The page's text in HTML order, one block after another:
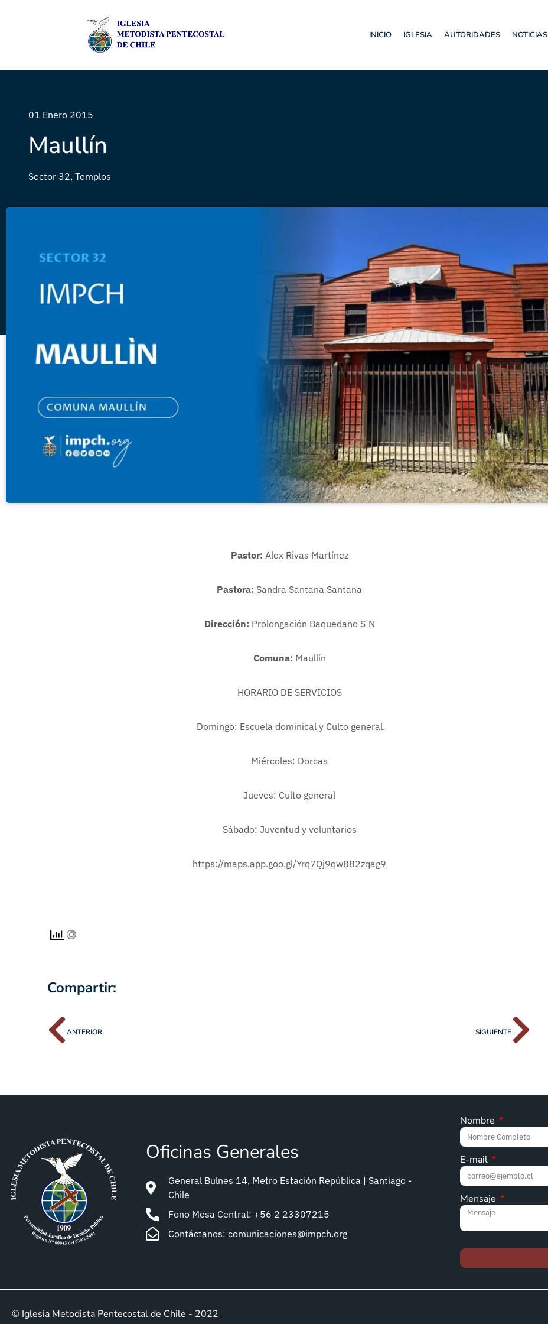
INICIO IGLESIA AUTORIDADES NOTICIAS
01 Enero 2015
Maullín
Sector 32, Templos
Pastor: Alex Rivas Martínez
Pastora: Sandra Santana Santana
Dirección: Prolongación Baquedano S|N
Comuna: Maullín
HORARIO DE SERVICIOS
Domingo: Escuela dominical y Culto general.
Miércoles: Dorcas
Jueves: Culto general
Sábado: Juventud y voluntarios
https://maps.app.goo.gl/Yrq7Qj9qw882zqag9
Compartir:
ANTERIOR SIGUIENTE
Oficinas Generales
General Bulnes 14, Metro Estación República | Santiago -
Chile
Fono Mesa Central: +56 2 23307215
Contáctanos: comunicaciones@impch.org
Nombre
E-mail
Mensaje
© Iglesia Metodista Pentecostal de Chile - 2022